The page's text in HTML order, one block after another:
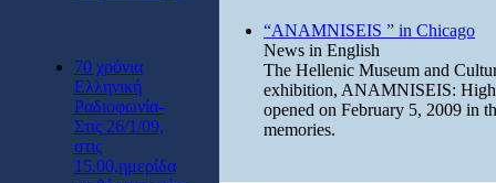
70 χρόνια
Ελληνική
Ραδιοφωνία-
Στις 26/1/09,
στις
15.00,ημερίδα
“ANAMNISEIS ” in Chicago
News in English
The Hellenic Museum and
exhibition, ANAMNISEIS:
opened on February 5, 2009 in
memories.